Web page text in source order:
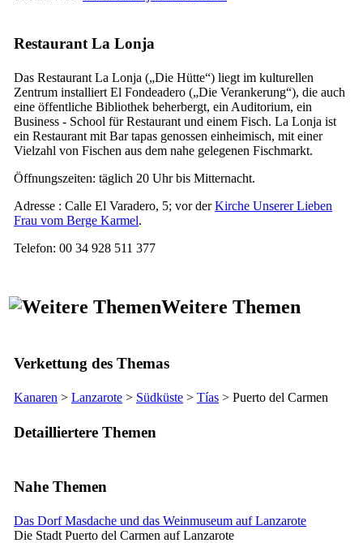
Restaurant La Lonja
Das Restaurant La Lonja („Die Hütte“) liegt im kulturellen
Zentrum installiert El Fondeadero („Die Verankerung“), die auch
eine öffentliche Bibliothek beherbergt, ein Auditorium, ein
Business - School für Restaurant und einem Fisch. La Lonja ist
ein Restaurant mit Bartapas genossen einheimisch, mit einer
Vielzahl von Fischen aus dem nahe gelegenen Fischmarkt.
Öffnungszeiten: täglich 20 Uhr bis Mitternacht.
Adresse : Calle El Varadero, 5; vor derKirche Unserer Lieben
Frau vom Berge Karmel.
Telefon: 00 34 928 511 377
Weitere Themen
Verkettung des Themas
Kanaren > Lanzarote > Südküste > Tías > Puerto del Carmen
Detailliertere Themen
Nahe Themen
Das Dorf Masdache und das Weinmuseum auf Lanzarote
Die Stadt Puerto del Carmen auf Lanzarote